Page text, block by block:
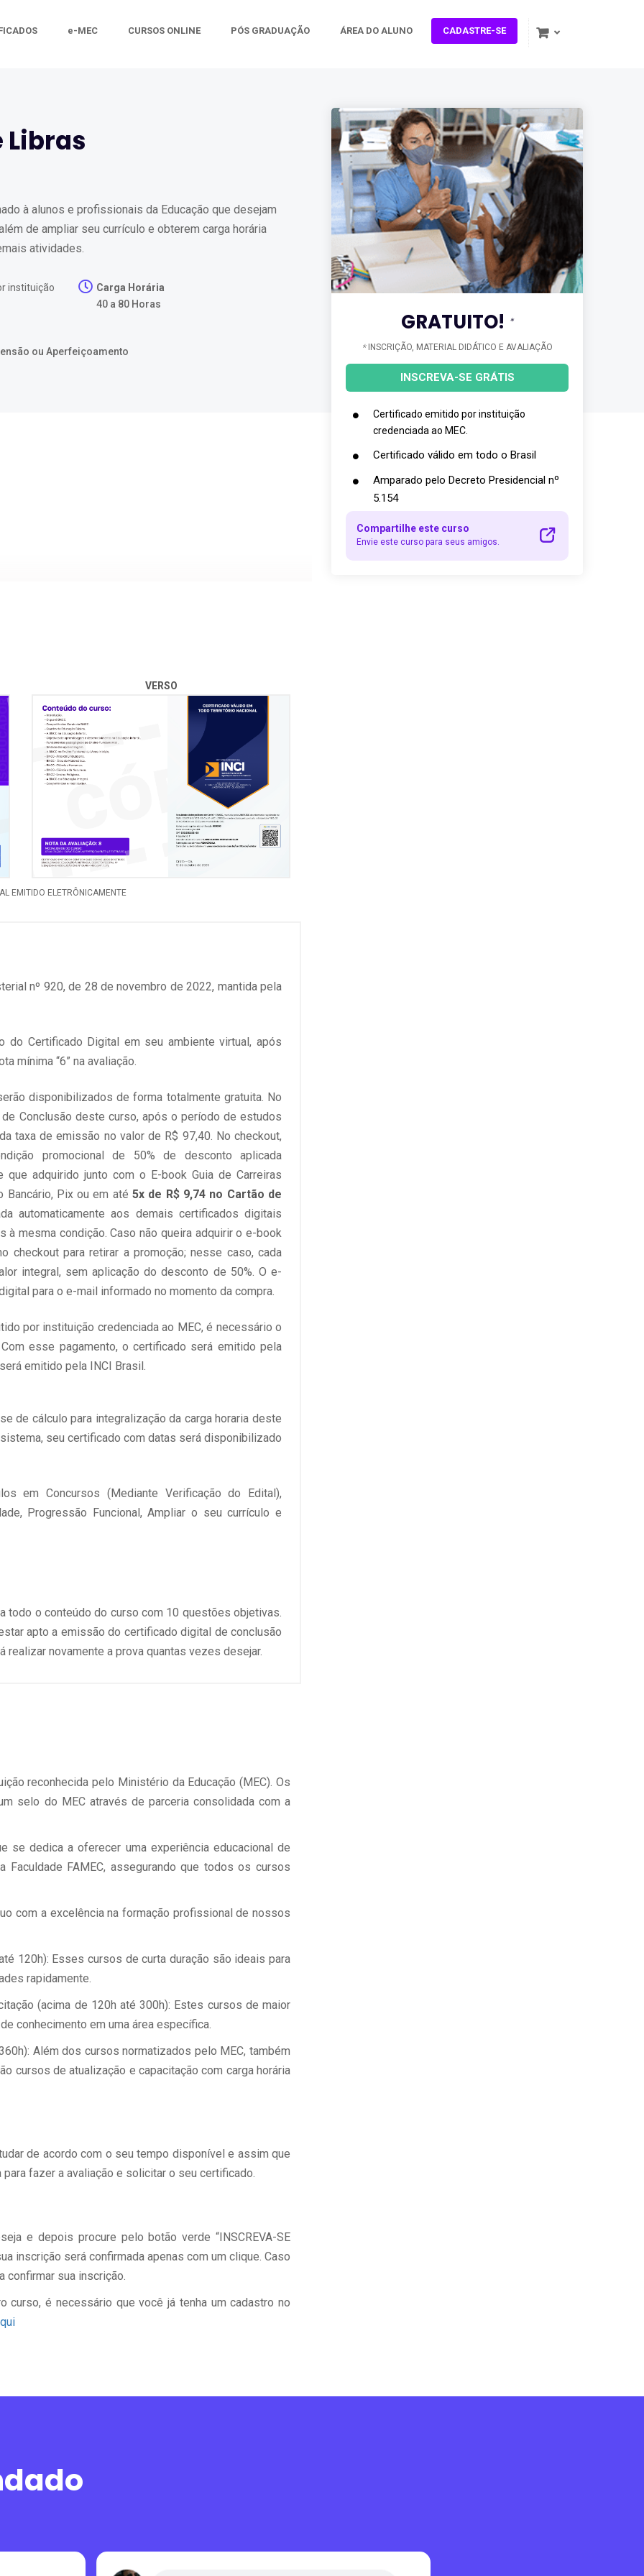
e-MEC CURSOS ONLINE PÓS GRADUAÇÃO ÁREA DO ALUNO CADASTRE-SE
GRATUITO! *
*INSCRIÇÃO, MATERIAL DIDÁTICO E AVALIAÇÃO
INSCREVA-SE GRÁTIS
Certificado emitido por instituição
credenciada ao MEC.
Certificado válido em todo o Brasil
Amparado pelo Decreto Presidencial nº
5.154
Compartilhe este curso
Envie este curso para seus amigos.
Libras
à alunos e profissionais da Educação que desejam
de ampliar seu currículo e obterem carga horária
atividades.
instituição
Carga Horária
40 a 80 Horas
ou Aperfeiçoamento
VERSO
EMITIDO ELETRÔNICAMENTE
nº 920, de 28 de novembro de 2022, mantida pela
do Certificado Digital em seu ambiente virtual, após
mínima “6” na avaliação.
disponibilizados de forma totalmente gratuita. No
Conclusão deste curso, após o período de estudos
taxa de emissão no valor de R$ 97,40. No checkout,
promocional de 50% de desconto aplicada
que adquirido junto com o E-book Guia de Carreiras
Bancário, Pix ou em até5x de R$ 9,74 no Cartão de
automaticamente aos demais certificados digitais
mesma condição. Caso não queira adquirir o e-book
checkout para retirar a promoção; nesse caso, cada
integral, sem aplicação do desconto de 50%. O e-
para o e-mail informado no momento da compra.
por instituição credenciada ao MEC, é necessário o
esse pagamento, o certificado será emitido pela
emitido pela INCI Brasil.
de cálculo para integralização da carga horaria deste
seu certificado com datas será disponibilizado
em Concursos (Mediante Verificação do Edital),
Progressão Funcional, Ampliar o seu currículo e
todo o conteúdo do curso com 10 questões objetivas.
apto a emissão do certificado digital de conclusão
realizar novamente a prova quantas vezes desejar.
reconhecida pelo Ministério da Educação (MEC). Os
selo do MEC através de parceria consolidada com a
se dedica a oferecer uma experiência educacional de
Faculdade FAMEC, assegurando que todos os cursos
com a excelência na formação profissional de nossos
120h): Esses cursos de curta duração são ideais para
rapidamente.
(acima de 120h até 300h): Estes cursos de maior
conhecimento em uma área específica.
Além dos cursos normatizados pelo MEC, também
cursos de atualização e capacitação com carga horária
de acordo com o seu tempo disponível e assim que
fazer a avaliação e solicitar o seu certificado.
e depois procure pelo botão verde “INSCREVA-SE
inscrição será confirmada apenas com um clique. Caso
confirmar sua inscrição.
curso, é necessário que você já tenha um cadastro no